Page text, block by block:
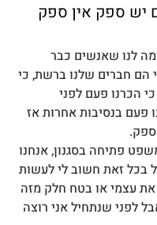
לנו שאנשים כבר
הם חברים שלנו ברשת, כי
הכרנו פעם לפני
פעם בנסיבות אחרות אז
פתיחה בסגנון, אנחנו
בכל זאת חשוב לי לעשות
את עצמי או בטח חלק מזה
לפני שנתחיל אני רוצה